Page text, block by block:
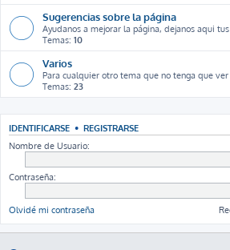
Sugerencias sobre la página
Ayudanos a mejorar la página, dejanos aqui
Temas: 10
Varios
Para cualquier otro tema que no tenga que
Temas: 23
IDENTIFICARSE • REGISTRARSE
Nombre de Usuario:
Contraseña:
Olvidé mi contraseña